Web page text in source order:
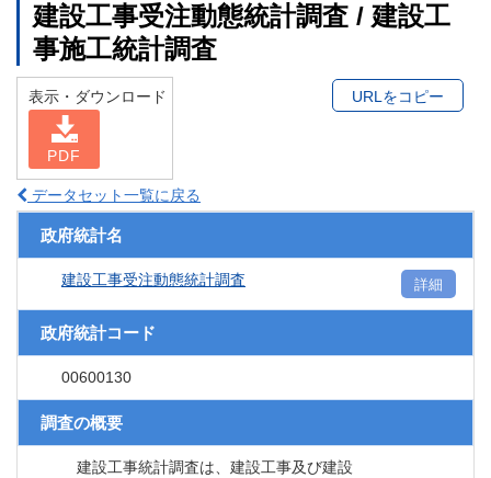
建設工事受注動態統計調査 / 建設工
事施工統計調査
表示・ダウンロード
PDF
URLをコピー
データセット一覧に戻る
政府統計名
建設工事受注動態統計調査 詳細
政府統計コード
00600130
調査の概要
建設工事統計調査は、建設工事及び建設